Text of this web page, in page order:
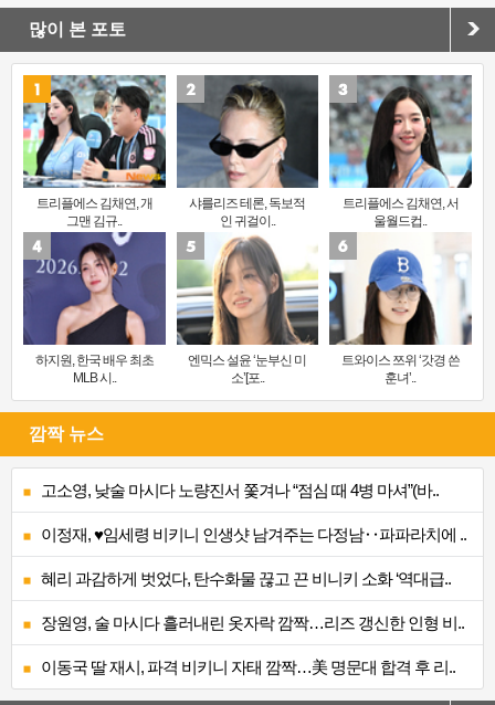
많이 본 포토
트리플에스 김채연, 개
그맨 김규..
샤를리즈 테론, 독보적
인 귀걸이..
트리플에스 김채연, 서
울월드컵..
하지원, 한국 배우 최초
MLB 시..
엔믹스 설윤 ‘눈부신 미
소’[포..
트와이스 쯔위 ‘갓경 쓴
훈녀’..
깜짝 뉴스
고소영, 낮술 마시다 노량진서 쫓겨나 “점심 때 4병 마셔”(바..
이정재, ♥임세령 비키니 인생샷 남겨주는 다정남‥파파라치에 ..
혜리 과감하게 벗었다, 탄수화물 끊고 끈 비니키 소화 ‘역대급..
장원영, 술 마시다 흘러내린 옷자락 깜짝…리즈 갱신한 인형 비..
이동국 딸 재시, 파격 비키니 자태 깜짝…美 명문대 합격 후 리..